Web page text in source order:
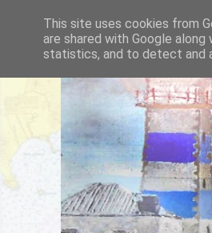
This site uses cookies from
are shared with Google
statistics, and to detect and